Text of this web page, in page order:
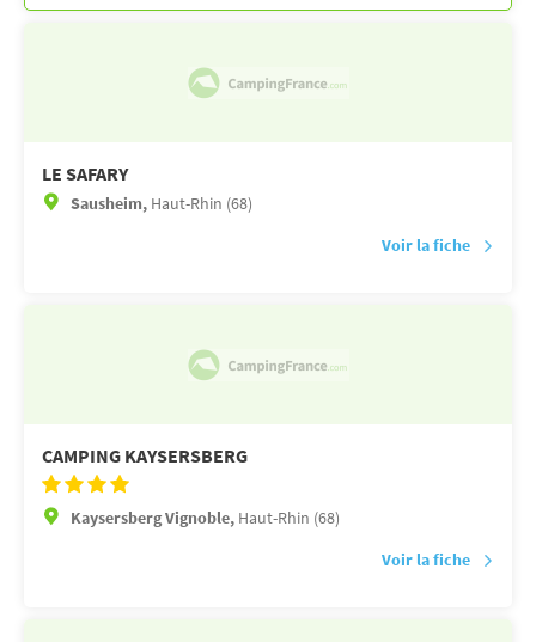
LE SAFARY
Sausheim, Haut-Rhin (68)
Voir la fiche
CAMPING KAYSERSBERG
Kaysersberg Vignoble, Haut-Rhin (68)
Voir la fiche